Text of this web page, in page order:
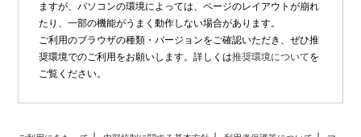
ますが、パソコンの環境によっては、ページのレイアウトが崩れ
たり、一部の機能がうまく動作しない場合があります。
ご利用のブラウザの種類・バージョンをご確認いただき、ぜひ推
奨環境でのご利用をお願いします。詳しくは推奨環境についてを
ご覧ください。